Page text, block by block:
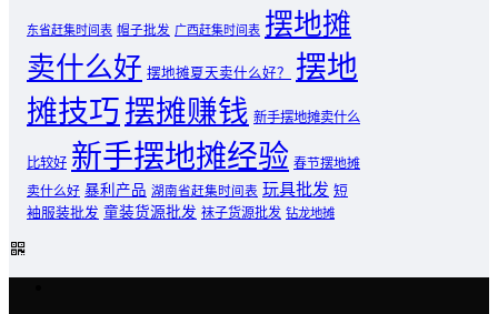
东省赶集时间表 帽子批发 广西赶集时间表 摆地摊
卖什么好 摆地摊夏天卖什么好？
摆地
摊技巧摆摊赚钱 新手摆地摊卖什么
比较好 新手摆地摊经验 春节摆地摊
卖什么好 暴利产品 湖南省赶集时间表 玩具批发 短
袖服装批发 童装货源批发 袜子货源批发 钻龙地摊